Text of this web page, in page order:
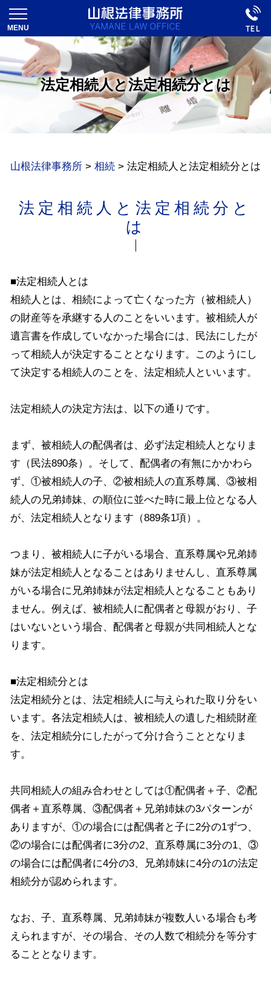
法定相続人と法定相続分とは
山根法律事務所 > 相続 > 法定相続人と法定相続分とは
法定相続人と法定相続分と
は
■法定相続人とは
相続人とは、相続によって亡くなった方（被相続人）
の財産等を承継する人のことをいいます。被相続人が
遺言書を作成していなかった場合には、民法にしたが
って相続人が決定することとなります。このようにし
て決定する相続人のことを、法定相続人といいます。
法定相続人の決定方法は、以下の通りです。
まず、被相続人の配偶者は、必ず法定相続人となりま
す（民法890条）。そして、配偶者の有無にかかわら
ず、①被相続人の子、②被相続人の直系尊属、③被相
続人の兄弟姉妹、の順位に並べた時に最上位となる人
が、法定相続人となります（889条1項）。
つまり、被相続人に子がいる場合、直系尊属や兄弟姉
妹が法定相続人となることはありませんし、直系尊属
がいる場合に兄弟姉妹が法定相続人となることもあり
ません。例えば、被相続人に配偶者と母親がおり、子
はいないという場合、配偶者と母親が共同相続人とな
ります。
■法定相続分とは
法定相続分とは、法定相続人に与えられた取り分をい
います。各法定相続人は、被相続人の遺した相続財産
を、法定相続分にしたがって分け合うこととなりま
す。
共同相続人の組み合わせとしては①配偶者＋子、②配
偶者＋直系尊属、③配偶者＋兄弟姉妹の3パターンが
ありますが、①の場合には配偶者と子に2分の1ずつ、
②の場合には配偶者に3分の2、直系尊属に3分の1、③
の場合には配偶者に4分の3、兄弟姉妹に4分の1の法定
相続分が認められます。
なお、子、直系尊属、兄弟姉妹が複数人いる場合も考
えられますが、その場合、その人数で相続分を等分す
ることとなります。